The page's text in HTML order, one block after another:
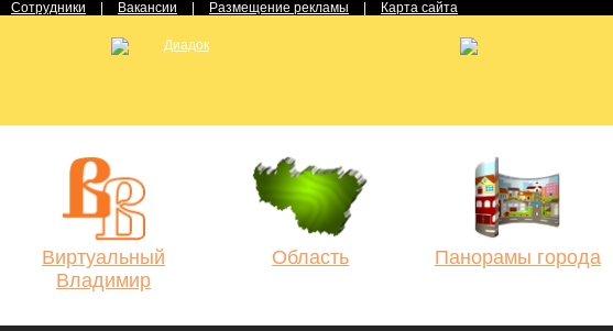
Сотрудники Вакансии Размещение рекламы Карта сайта
Виртуальный
Владимир
Область Панорамы города